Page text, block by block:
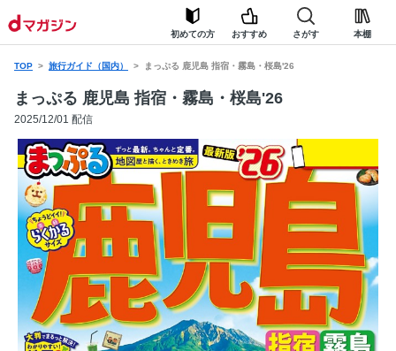
初めての方 おすすめ さがす 本棚
TOP 旅行ガイド（国内） まっぷる 鹿児島 指宿・霧島・桜島'26
まっぷる 鹿児島 指宿・霧島・桜島'26
2025/12/01 配信